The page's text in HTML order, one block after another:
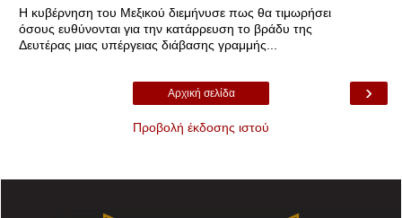
Η κυβέρνηση του Μεξικού διεμήνυσε πως θα τιμωρήσει
όσους ευθύνονται για την κατάρρευση το βράδυ της
Δευτέρας μιας υπέργειας διάβασης γραμμής...
›
Αρχική σελίδα
Προβολή έκδοσης ιστού